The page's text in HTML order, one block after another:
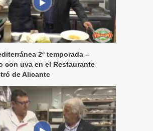
2ª temporada –
con uva en el Restaurante
de Alicante